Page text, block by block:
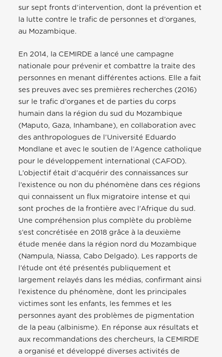
sur sept fronts d’intervention, dont la prévention et
la lutte contre le trafic de personnes et d’organes,
au Mozambique.
En 2014, la CEMIRDE a lancé une campagne
nationale pour prévenir et combattre la traite des
personnes en menant différentes actions. Elle a fait
ses preuves avec ses premières recherches (2016)
sur le trafic d’organes et de parties du corps
humain dans la région du sud du Mozambique
(Maputo, Gaza, Inhambane), en collaboration avec
des anthropologues de l’Université Eduardo
Mondlane et avec le soutien de l’Agence catholique
pour le développement international (CAFOD).
L’objectif était d’acquérir des connaissances sur
l’existence ou non du phénomène dans ces régions
qui connaissent un flux migratoire intense et qui
sont proches de la frontière avec l’Afrique du sud.
Une compréhension plus complète du problème
s’est concrétisée en 2018 grâce à la deuxième
étude menée dans la région nord du Mozambique
(Nampula, Niassa, Cabo Delgado). Les rapports de
l’étude ont été présentés publiquement et
largement relayés dans les médias, confirmant ainsi
l’existence du phénomène, dont les principales
victimes sont les enfants, les femmes et les
personnes ayant des problèmes de pigmentation
de la peau (albinisme). En réponse aux résultats et
aux recommandations des chercheurs, la CEMIRDE
a organisé et développé diverses activités de